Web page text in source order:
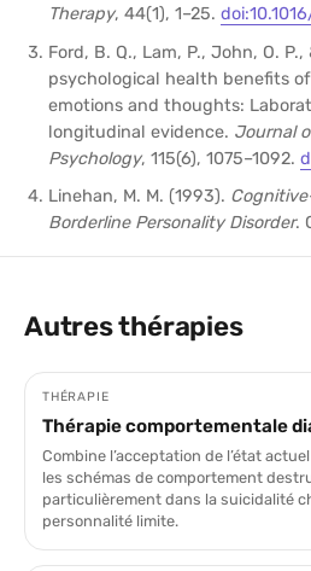
Therapy, 44(1), 1–25.
Ford, B. Q., Lam, P., John, O.
psychological health benefits
emotions and thoughts:
longitudinal evidence. Journal
Psychology, 115(6), 1075–1092.
Linehan, M. M. (1993).
Borderline Personality Disorder.
Autres thérapies
THÉRAPIE
Thérapie comportementale
Combine l’acceptation de l’état
les schémas de comportement
particulièrement dans la suicidalité
personnalité limite.